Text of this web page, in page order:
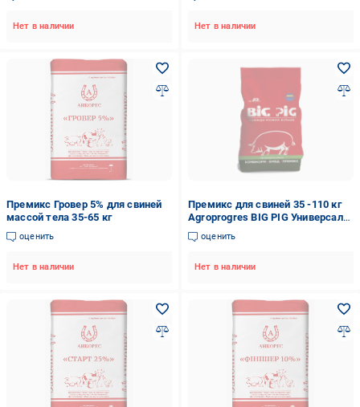
Нет в наличии Нет в наличии
Премикс Гровер 5% для свиней
массой тела 35-65 кг
оценить
Нет в наличии
Премикс для свиней 35 -110 кг
Agroprogres BIG PIG Универсал
3%/2,5% 25 кг (1744080882)
оценить
Нет в наличии